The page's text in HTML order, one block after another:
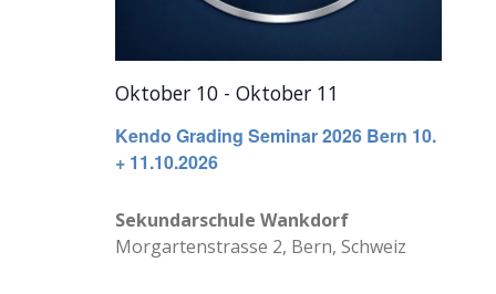
Kendo Grading Seminar 2026 Bern 10.
+ 11.10.2026
Oktober 10- Oktober 11
Sekundarschule Wankdorf
Morgartenstrasse 2, Bern, Schweiz